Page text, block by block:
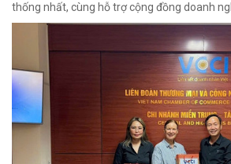
thống nhất, cùng hỗ trợ cộng đồng doanh